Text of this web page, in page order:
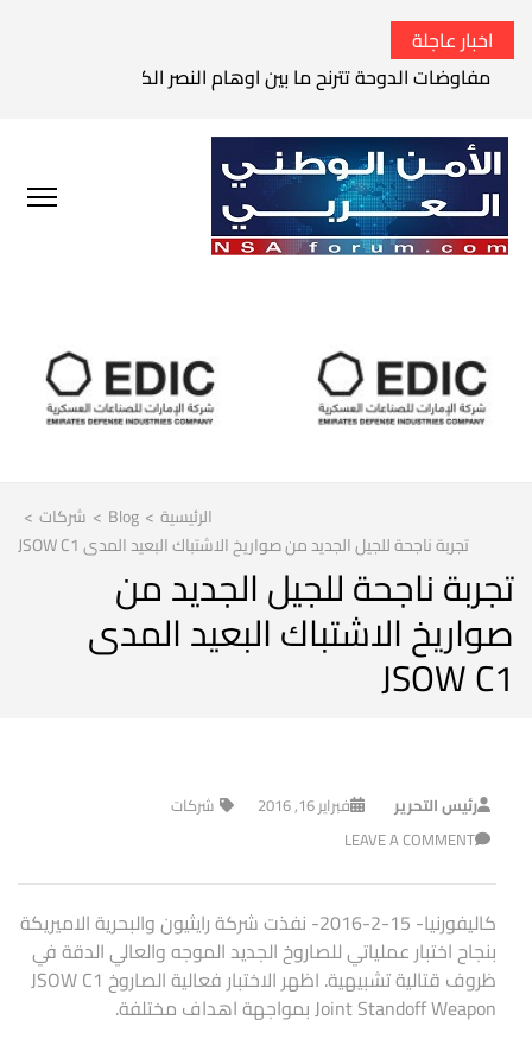
اخبار عاجلة
مفاوضات الدوحة تترنح ما بين اوهام النصر الكامل وواقع
الرئيسية >
Blog
> شركات >
تجربة ناجحة للجيل الجديد من صواريخ الاشتباك البعيد المدى JSOW C1
تجربة ناجحة للجيل الجديد من
صواريخ الاشتباك البعيد المدى
JSOW C1
رئيس التحرير فبراير 16, 2016
شركات
LEAVE A COMMENT
كاليفورنيا- 15-2-2016- نفذت شركة رايثيون والبحرية الاميريكة
بنجاح اختبار عملياتي للصاروخ الجديد الموجه والعالي الدقة في
ظروف قتالية تشبيهية. اظهر الاختبار فعالية الصاروخ JSOW C1
Joint Standoff Weapon بمواجهة اهداف مختلفة.